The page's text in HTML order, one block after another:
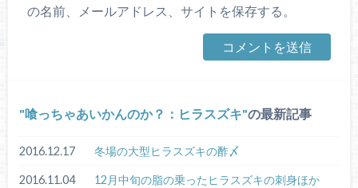
の名前、メールアドレス、サイトを保存する。
喰っちゃあいかんのか？：ヒラスズキ の最新記事
2016.12.17 冬場の大型ヒラスズキの酢〆
2016.11.04 12月中旬の脂の乗ったヒラスズキの刺身ほか